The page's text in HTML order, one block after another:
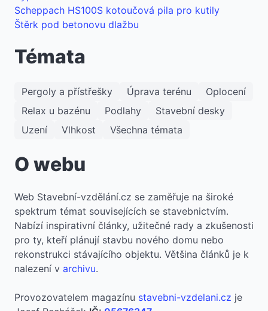
Scheppach HS100S kotoučová pila pro kutily
Štěrk pod betonovu dlažbu
Témata
Pergoly a přístřešky Úprava terénu
Oplocení
Relax u bazénu
Podlahy
Stavební desky
Uzení
Vlhkost Všechna témata
O webu
​Web Stavební-vzdělání.cz se zaměřuje na široké
spektrum témat souvisejících se stavebnictvím.
Nabízí inspirativní články, užitečné rady a zkušenosti
pro ty, kteří plánují stavbu nového domu nebo
rekonstrukci stávajícího objektu. Většina článků je k
nalezení v archivu.
Provozovatelem magazínu stavebni-vzdelani.cz je